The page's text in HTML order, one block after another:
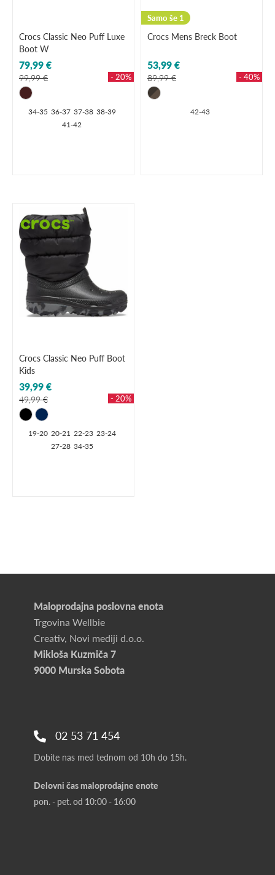
Crocs Classic Neo Puff Luxe
Boot W
79,99 €
99,99 € - 20%
34-35 36-37 37-38 38-39
41-42
Samo še 1
Crocs Mens Breck Boot
53,99 €
89,99 € - 40%
42-43
Crocs Classic Neo Puff Boot
Kids
39,99 €
49,99 € - 20%
19-20 20-21 22-23 23-24
27-28 34-35
Maloprodajna poslovna enota
Trgovina Wellbie
Creativ, Novi mediji d.o.o.
Mikloša Kuzmiča 7
9000 Murska Sobota
02 53 71 454
Dobite nas med tednom od 10h do 15h.
Delovni čas maloprodajne enote
pon. - pet. od 10:00 - 16:00